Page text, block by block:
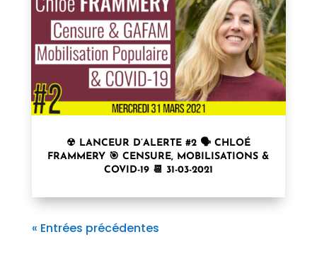
☢ LANCEUR D’ALERTE #2 🗣 CHLOÉ
FRAMMERY 🎯 CENSURE, MOBILISATIONS &
COVID-19 📆 31-03-2021
« Entrées précédentes